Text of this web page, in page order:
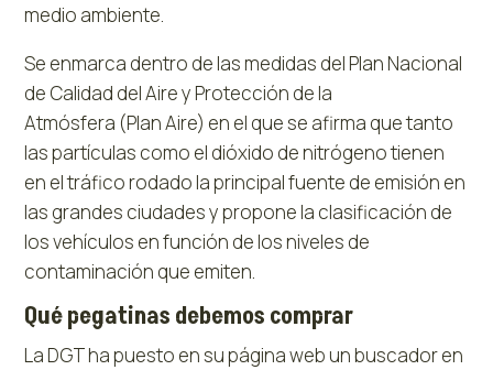
medio ambiente.
Se enmarca dentro de las medidas del Plan Nacional
de Calidad del Aire y Protección de la
Atmósfera (Plan Aire) en el que se afirma que tanto
las partículas como el dióxido de nitrógeno tienen
en el tráfico rodado la principal fuente de emisión en
las grandes ciudades y propone la clasificación de
los vehículos en función de los niveles de
contaminación que emiten.
Qué pegatinas debemos comprar
La DGT ha puesto en su página web un buscador en